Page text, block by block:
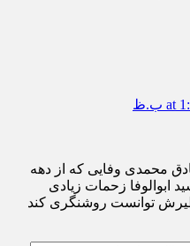
محمدی وفایی که از دهه
زحمات زیادی
توانست روشنگری کند